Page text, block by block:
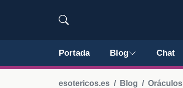
Portada Blog Chat
esotericos.es Blog Oráculos